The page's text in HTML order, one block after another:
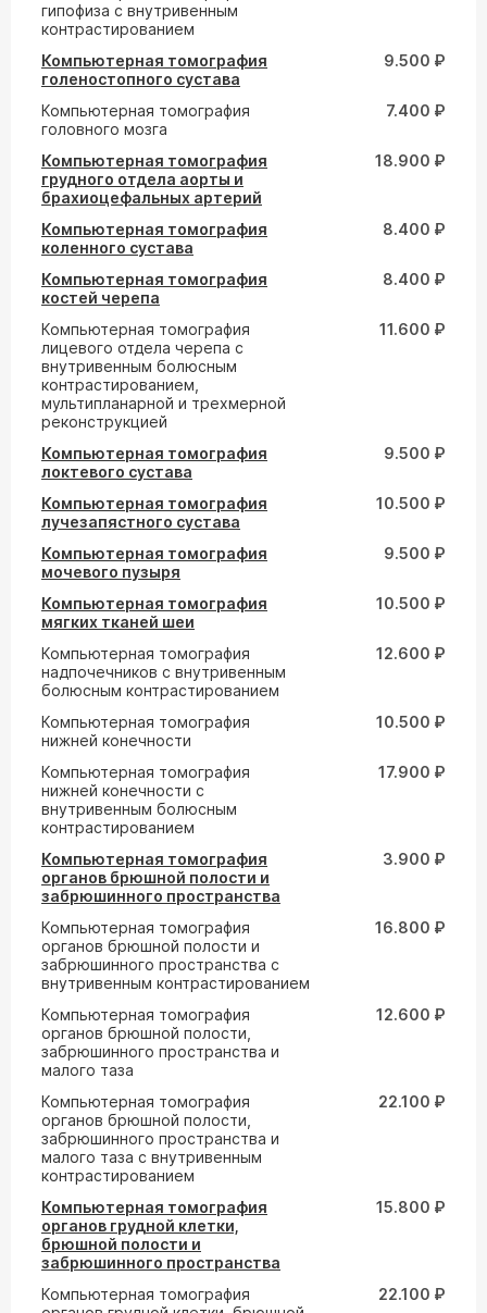
гипофиза с внутривенным
контрастированием
Компьютерная томография
голеностопного сустава
9.500 ₽
Компьютерная томография
головного мозга
7.400 ₽
Компьютерная томография
грудного отдела аорты и
брахиоцефальных артерий
18.900 ₽
Компьютерная томография
коленного сустава
8.400 ₽
Компьютерная томография
костей черепа
8.400 ₽
Компьютерная томография
лицевого отдела черепа с
внутривенным болюсным
контрастированием,
мультипланарной и трехмерной
реконструкцией
11.600 ₽
Компьютерная томография
локтевого сустава
9.500 ₽
Компьютерная томография
лучезапястного сустава
10.500 ₽
Компьютерная томография
мочевого пузыря
9.500 ₽
Компьютерная томография
мягких тканей шеи
10.500 ₽
Компьютерная томография
надпочечников с внутривенным
болюсным контрастированием
12.600 ₽
Компьютерная томография
нижней конечности
10.500 ₽
Компьютерная томография
нижней конечности с
внутривенным болюсным
контрастированием
17.900 ₽
Компьютерная томография
органов брюшной полости и
забрюшинного пространства
3.900 ₽
Компьютерная томография
органов брюшной полости и
забрюшинного пространства с
внутривенным контрастированием
16.800 ₽
Компьютерная томография
органов брюшной полости,
забрюшинного пространства и
малого таза
12.600 ₽
Компьютерная томография
органов брюшной полости,
забрюшинного пространства и
малого таза с внутривенным
контрастированием
22.100 ₽
Компьютерная томография
органов грудной клетки,
брюшной полости и
забрюшинного пространства
15.800 ₽
Компьютерная томография
22.100 ₽